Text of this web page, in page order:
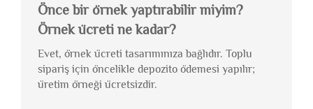
Önce bir örnek yaptırabilir miyim?
Örnek ücreti ne kadar?
Evet, örnek ücreti tasarımınıza bağlıdır. Toplu
sipariş için öncelikle depozito ödemesi yapılır;
üretim örneği ücretsizdir.